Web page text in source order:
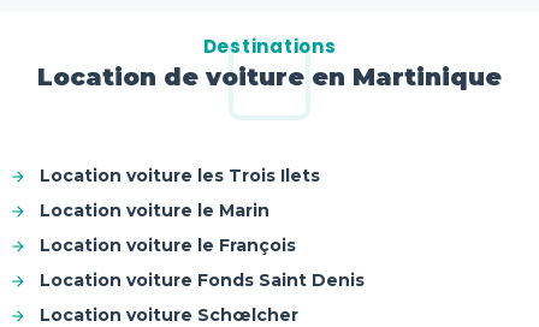
Destinations
Location de voiture en Martinique
Location voiture les Trois Ilets
Location voiture le Marin
Location voiture le François
Location voiture Fonds Saint Denis
Location voiture Schœlcher